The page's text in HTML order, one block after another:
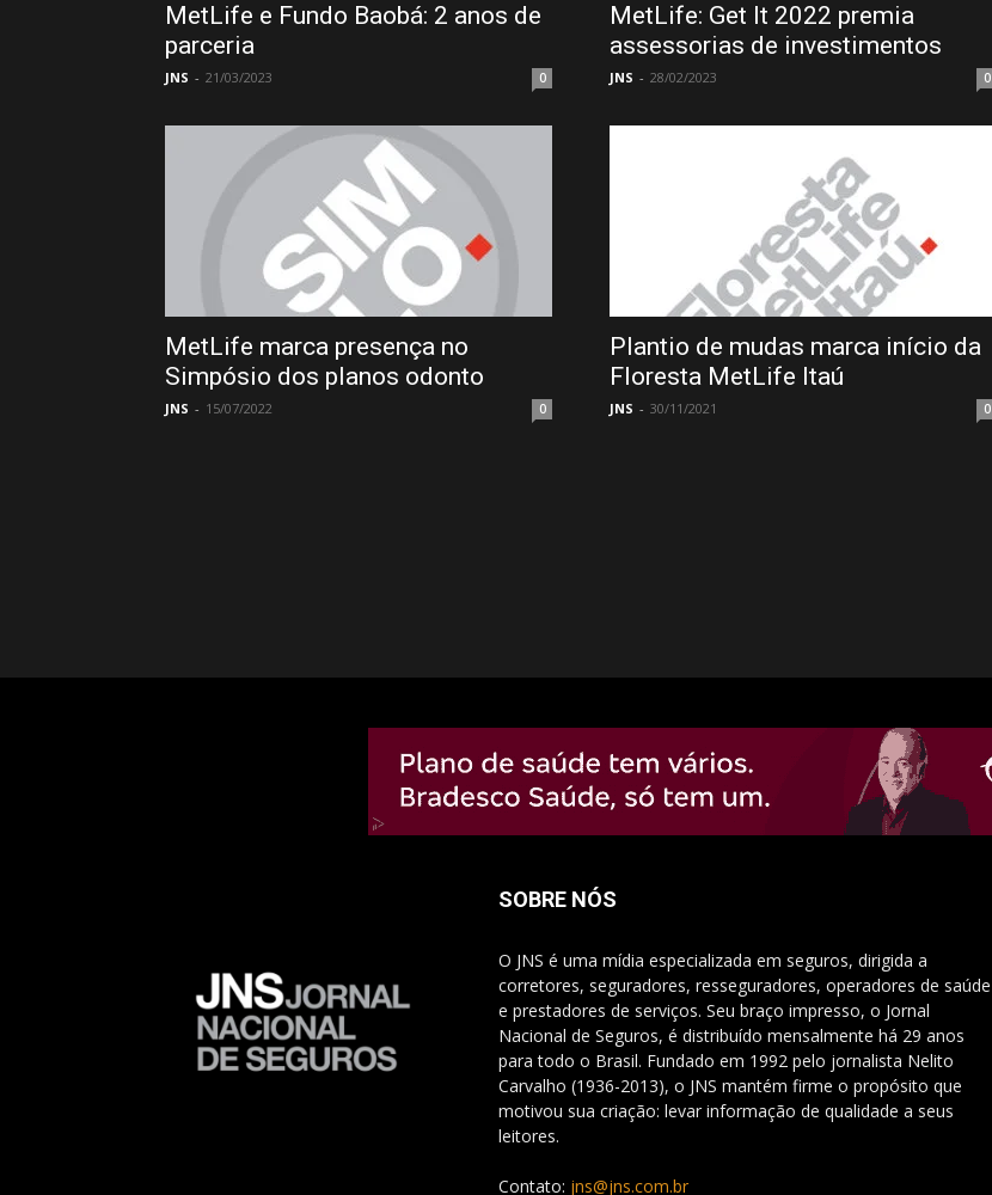
MetLife e Fundo Baobá: 2 anos de
parceria
JNS - 21/03/2023 0
MetLife: Get It 2022 premia
assessorias de investimentos
JNS - 28/02/2023 0
MetLife marca presença no
Simpósio dos planos odonto
JNS - 15/07/2022 0
Plantio de mudas marca início da
Floresta MetLife Itaú
JNS - 30/11/2021 0
SOBRE NÓS
O JNS é uma mídia especializada em seguros, dirigida a
corretores, seguradores, resseguradores, operadores de saúde
e prestadores de serviços. Seu braço impresso, o Jornal
Nacional de Seguros, é distribuído mensalmente há 29 anos
para todo o Brasil. Fundado em 1992 pelo jornalista Nelito
Carvalho (1936-2013), o JNS mantém firme o propósito que
motivou sua criação: levar informação de qualidade a seus
leitores.
Contato: jns@jns.com.br